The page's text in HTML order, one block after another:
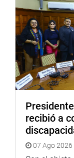
estabilidad y,
transición y el
necesitamos es
Confió en que el
del Pleno, prime
moción delicada
enfrentamiento
OFICINA DE
recibió a
07 Ago 2026